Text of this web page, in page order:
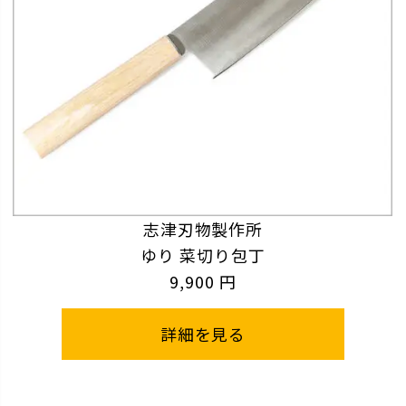
志津刃物製作所
ゆり 菜切り包丁
9,900 円
詳細を見る